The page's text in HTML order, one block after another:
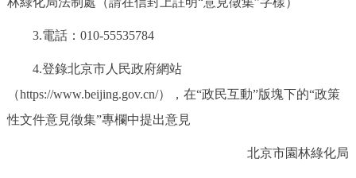
12345網上接訴即辦
參與調查 線上訪談
走進北京
人文北京
3.電話：010-55535784
4.登錄北京市人民政府網站
（https://www.beijing.gov.cn/），在“政民互動”版塊下的“政策
性文件意見徵集”專欄中提出意見
北京市園林綠化局